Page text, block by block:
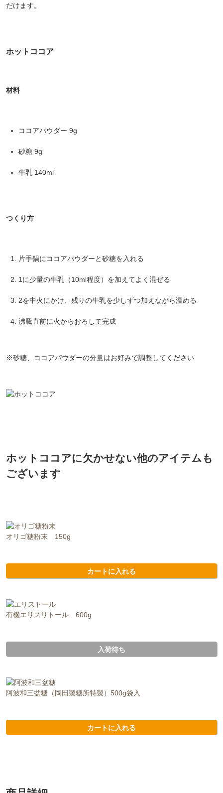
だけます。
ホットココア
材料
ココアパウダー 9g
砂糖 9g
牛乳 140ml
つくり方
片手鍋にココアパウダーと砂糖を入れる
1に少量の牛乳（10ml程度）を加えてよく混ぜる
2を中火にかけ、残りの牛乳を少しずつ加えながら温める
沸騰直前に火からおろして完成
※砂糖、ココアパウダーの分量はお好みで調整してください
ホットココアに欠かせない他のアイテムも
ございます
オリゴ糖粉末 150g
カートに入れる
有機エリスリトール 600g
入荷待ち
阿波和三盆糖（岡田製糖所特製）500g袋入
カートに入れる